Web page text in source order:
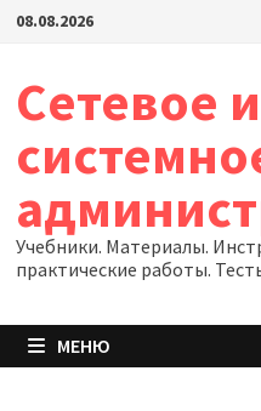
Перейти
08.08.2026
Сетевое и
Учебники. Материалы.
практические работы.
МЕНЮ